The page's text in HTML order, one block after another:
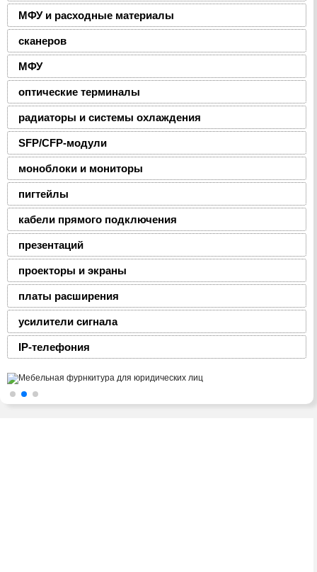
МФУ и расходные материалы
сканеров
МФУ
оптические терминалы
радиаторы и системы охлаждения
SFP/CFP-модули
моноблоки и мониторы
пигтейлы
кабели прямого подключения
презентаций
проекторы и экраны
платы расширения
усилители сигнала
IP-телефония